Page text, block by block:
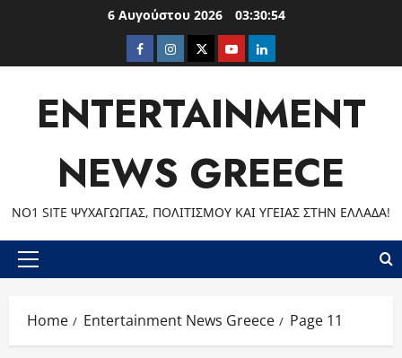
6 Αυγούστου 2026 03:30:56
Facebook
Instagram
TwitterYoutubeLinkedIn
ENTERTAINMENT
NEWS GREECE
ΝΟ1 SITE ΨΥΧΑΓΩΓΊΑΣ, ΠΟΛΙΤΙΣΜΟΎ ΚΑΙ ΥΓΕΊΑΣ ΣΤΗΝ ΕΛΛΆΔΑ!
Primary
Home Entertainment News Greece Page 11